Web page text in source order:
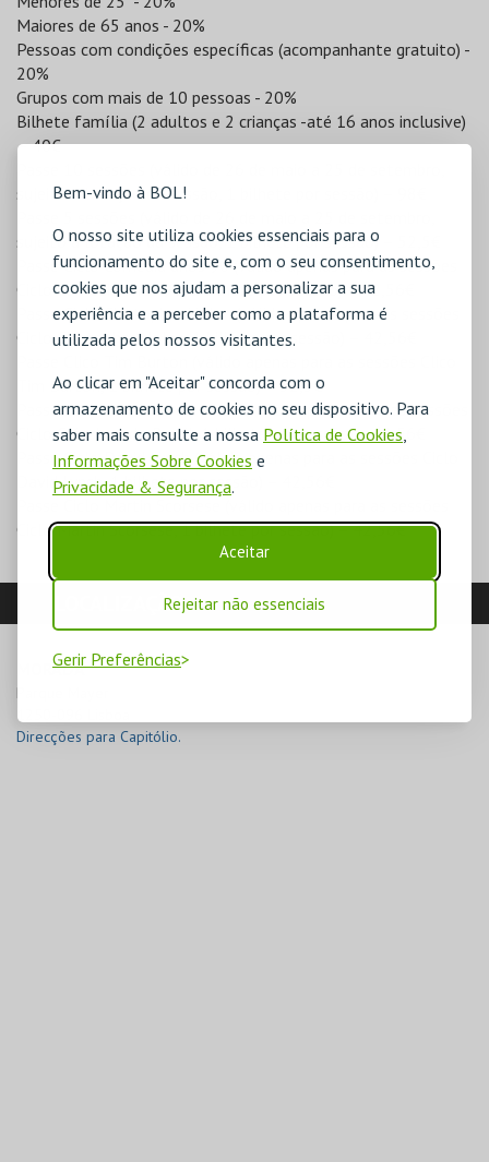
Bem-vindo à BOL!
O nosso site utiliza cookies essenciais para o
funcionamento do site e, com o seu consentimento,
cookies que nos ajudam a personalizar a sua
experiência e a perceber como a plataforma é
utilizada pelos nossos visitantes.
Ao clicar em "Aceitar" concorda com o
armazenamento de cookies no seu dispositivo. Para
saber mais consulte a nossa Política de Cookies,
Informações Sobre Cookies e
Privacidade & Segurança.
Aceitar
Rejeitar não essenciais
Gerir Preferências
Maiores de 65 anos - 20%
Pessoas com condições específicas (acompanhante gratuito) -
20%
Grupos com mais de 10 pessoas - 20%
Bilhete família (2 adultos e 2 crianças -até 16 anos inclusive)
– 40€
sujeito à lotação da sessão, 1 bilhete por sessão) – 98€
sujeito à lotação da sessão, 1 bilhete por sessão) – 52,5€
Passe Ciclo Comédia anos 90 (válido apenas para as sessões
Ciclo Comédia anos 90, 1 bilhete por sessão) – 42,56€
Passe Ciclo Chistopher Nolan (válido apenas para as sessões
Ciclo Chistopher Nolan, 1 bilhete por sessão) – 42,56€
Tim Burton, 1 bilhete por sessão) – 52,5€
Passe Ciclo Clássicos do Brasil (válido apenas para as sessões
Ciclo Clássicos do Brasil, 1 bilhete por sessão) – 42,56€
Passe Ciclo David Lynch (válido apenas para as sessões Ciclo
David Lynch, 1 bilhete por sessão) – 42,56€
Ciclo Martin Scorsese, 1 bilhete por sessão) – 42,56€
LOCALIZAÇÃO
MORADA
Parque Mayer
1250-096 Lisboa
Direcções para Capitólio.